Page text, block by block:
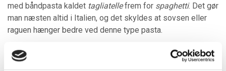
med båndpasta kaldet tagliatellefrem for spaghetti. Det gør
man næsten altid i Italien, og det skyldes at sovsen eller
raguen hænger bedre ved denne type pasta.